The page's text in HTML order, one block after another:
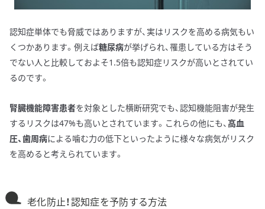
認知症単体でも脅威ではありますが、実はリスクを高める病気もい
くつかあります。例えば糖尿病が挙げられ、罹患している方はそう
でない人と比較しておよそ1.5倍も認知症リスクが高いとされてい
るのです。
腎臓機能障害患者を対象とした横断研究でも、認知機能阻害が発生
するリスクは47%も高いとされています。これらの他にも、 高血
圧、歯周病による噛む力の低下といったように様々な病気がリスク
を高めると考えられています。
老化防止！認知症を予防する方法